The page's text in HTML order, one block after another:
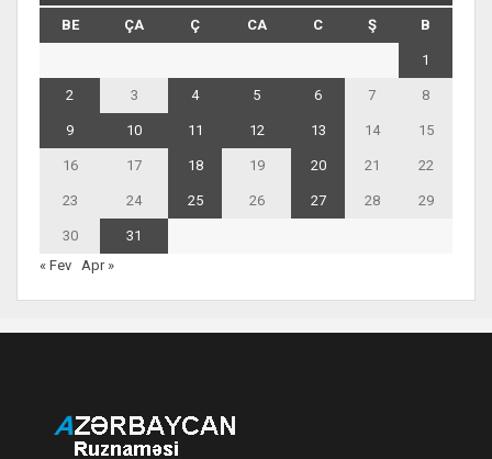
BE ÇA Ç CA C Ş B
1
2 3 4 5 6 7 8
9 10 11 12 13 14 15
16 17 18 19 20 21 22
23 24 25 26 27 28 29
30
31
« Fev
Apr »